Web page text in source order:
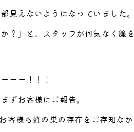
見えないようになっていました。
か？」と、スタッフが何気なく簾
ーー！！！
ずお客様にご報告。
客様も蜂の巣の存在をご存知なか